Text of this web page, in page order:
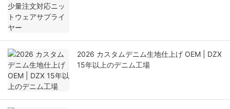
2026 カスタムデニム生地仕上げ OEM | DZX
15年以上のデニム工場